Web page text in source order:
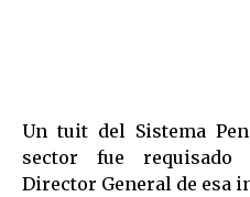
Un tuit del Sistema
sector fue
Director General de esa